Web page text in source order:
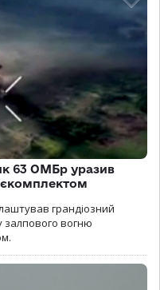
63 ОМБр уразив
грандіозний
залпового вогню